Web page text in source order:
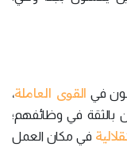
في القوى العاملة،
بالثقة في وظائفهم؛
في مكان العمل